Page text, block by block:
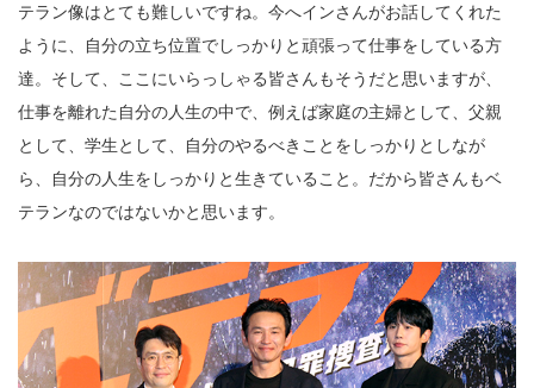
テラン像はとても難しいですね。今へインさんがお話してくれた
ように、自分の立ち位置でしっかりと頑張って仕事をしている方
達。そして、ここにいらっしゃる皆さんもそうだと思いますが、
仕事を離れた自分の人生の中で、例えば家庭の主婦として、父親
として、学生として、自分のやるべきことをしっかりとしなが
ら、自分の人生をしっかりと生きていること。だから皆さんもベ
テランなのではないかと思います。